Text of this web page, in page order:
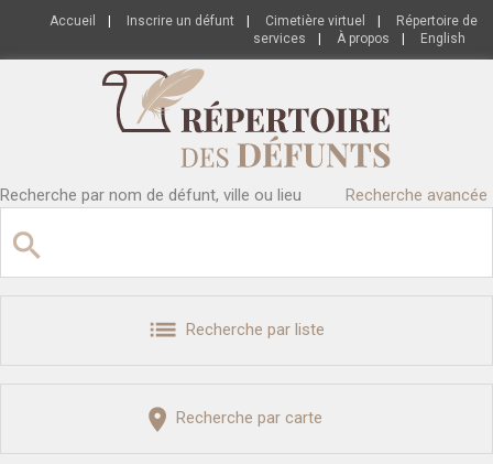
Accueil Inscrire un défunt Cimetière virtuel
Répertoire de
services
À propos English
Recherche par nom de défunt, ville ou lieu Recherche avancée
Recherche par liste
Recherche par carte